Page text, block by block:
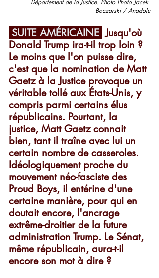
Département de la Justice. Photo Photo Jacek
Boczarski / Anadolu
SUITE AMÉRICAINE Jusqu'où
Donald Trump ira-t-il trop loin ?
Le moins que l'on puisse dire,
c'est que la nomination de Matt
Gaetz à la Justice provoque un
véritable tollé aux États-Unis, y
compris parmi certains élus
républicains. Pourtant, la
justice, Matt Gaetz connait
bien, tant il traîne avec lui un
certain nombre de casseroles.
Idéologiquement proche du
mouvement néo-fasciste des
Proud Boys, il entérine d'une
certaine manière, pour qui en
doutait encore, l'ancrage
extrême-droitier de la future
administration Trump. Le Sénat,
même républicain, aura-t-il
encore son mot à dire ?